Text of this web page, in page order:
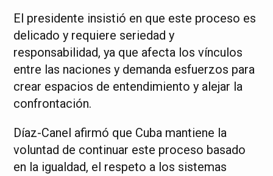
El presidente insistió en que este proceso es
delicado y requiere seriedad y
responsabilidad, ya que afecta los vínculos
entre las naciones y demanda esfuerzos para
crear espacios de entendimiento y alejar la
confrontación.
Díaz-Canel afirmó que Cuba mantiene la
voluntad de continuar este proceso basado
en la igualdad, el respeto a los sistemas